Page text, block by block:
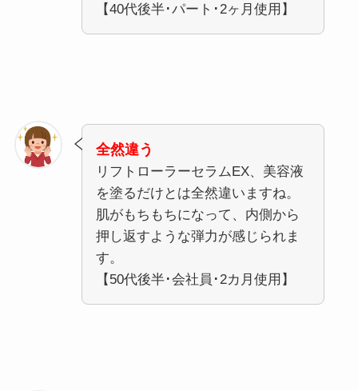
【40代後半･パート･2ヶ月使用】
全然違う
リフトローラーセラムEX、美容液
を塗るだけとは全然違いますね。
肌がもちもちになって、内側から
押し返すような弾力が感じられま
す。
【50代後半･会社員･2カ月使用】